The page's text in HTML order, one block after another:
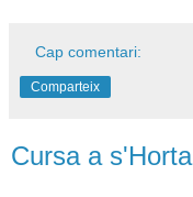
Cap comentari:
Comparteix
Cursa a s'Horta